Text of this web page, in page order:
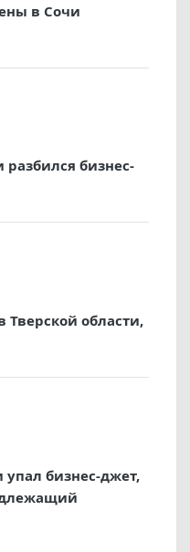
в Сочи
бизнес-
Тверской области,
упал бизнес-джет,